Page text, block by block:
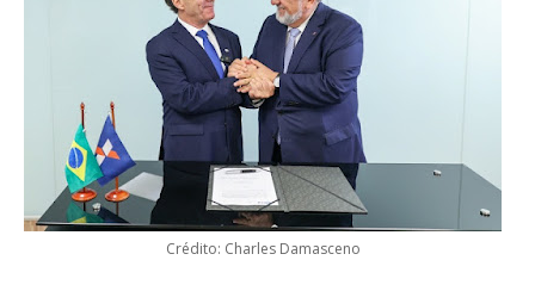
Crédito: Charles Damasceno